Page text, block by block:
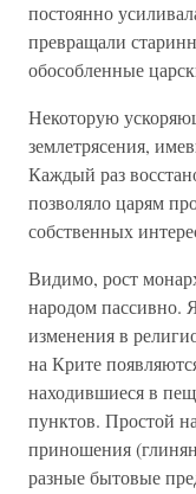
постоянно
превращали
обособленные
Некоторую
землетрясения,
Каждый раз
позволяло царям
собственных
Видимо, рост
народом пассивно.
изменения в
на Крите
находившиеся в
пунктов. Простой
приношения
разные бытовые